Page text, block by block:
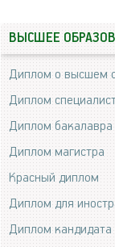
ВЫСШЕЕ
Диплом о высшем
Диплом
Диплом бакалавра
Диплом магистра
Красный диплом
Диплом для
Диплом кандидата